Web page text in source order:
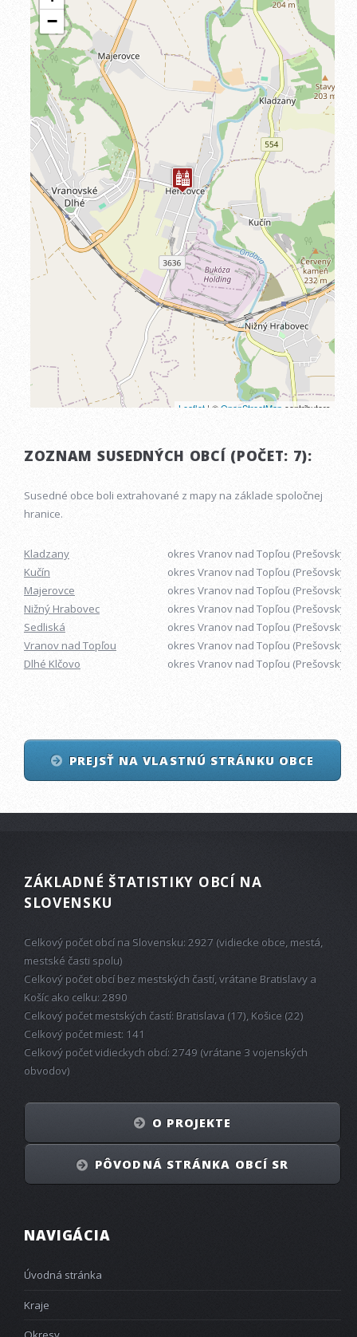
ZOZNAM SUSEDNÝCH OBCÍ (POČET: 7):
Susedné obce boli extrahované z mapy na základe spoločnej
hranice.
Kladzany
okres Vranov nad Topľou (Prešovský
Kučín
okres Vranov nad Topľou (Prešovský
Majerovce
okres Vranov nad Topľou (Prešovský
Nižný Hrabovec
okres Vranov nad Topľou (Prešovský
Sedliská
okres Vranov nad Topľou (Prešovský
Vranov nad Topľou
okres Vranov nad Topľou (Prešovský
Dlhé Klčovo
okres Vranov nad Topľou (Prešovský
PREJSŤ NA VLASTNÚ STRÁNKU OBCE
NAVIGÁCIA
Úvodná stránka
Kraje
ZÁKLADNÉ ŠTATISTIKY OBCÍ NA
SLOVENSKU
Celkový počet obcí na Slovensku: 2927 (vidiecke obce, mestá,
mestské časti spolu)
Celkový počet obcí bez mestských častí, vrátane Bratislavy a
Košíc ako celku: 2890
Celkový počet mestských častí: Bratislava (17), Košice (22)
Celkový počet miest: 141
Celkový počet vidieckych obcí: 2749 (vrátane 3 vojenských
obvodov)
O PROJEKTE
PÔVODNÁ STRÁNKA OBCÍ SR